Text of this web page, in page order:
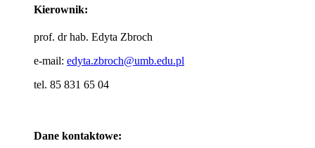
Kierownik:
prof. dr hab. Edyta Zbroch
e-mail: edyta.zbroch@umb.edu.pl
tel. 85 831 65 04
Dane kontaktowe: